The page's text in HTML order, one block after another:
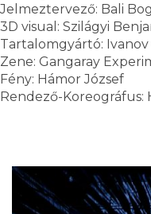
Jelmeztervező: Bali
3D visual: Szilágyi
Tartalomgyártó: Ivanov
Zene: Gangaray
Fény: Hámor József
Rendező-Koreográfus: